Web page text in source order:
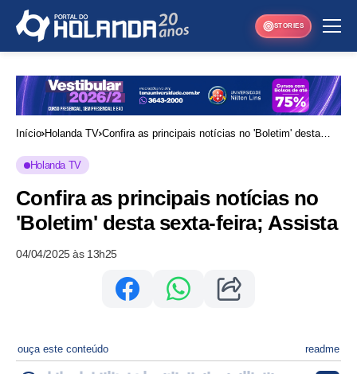
STORIES
Início Holanda TV Confira as principais notícias no 'Boletim' desta
Holanda TV
Confira as principais notícias no
'Boletim' desta sexta-feira; Assista
04/04/2025 às 13h25
ouça este conteúdo readme